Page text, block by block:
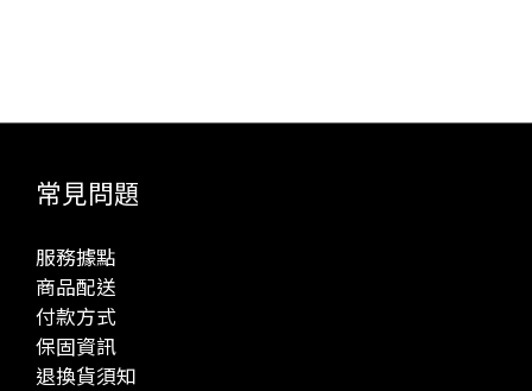
常見問題
服務據點
商品配送
付款方式
保固資訊
退換貨須知